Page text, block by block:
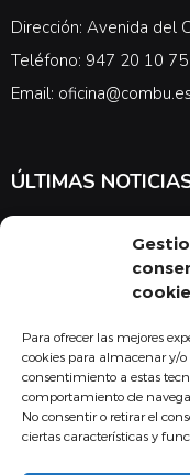
Para ofrecer las mejores
cookies para almacenar y/
consentimiento a estas
comportamiento de
No consentir o retirar el
ciertas características y
Dirección: Avenida del
Teléfono: 947 20 10 75
Email:
ÚLTIMAS
noticias en cuanto a
Acepto la política
Suscribirse